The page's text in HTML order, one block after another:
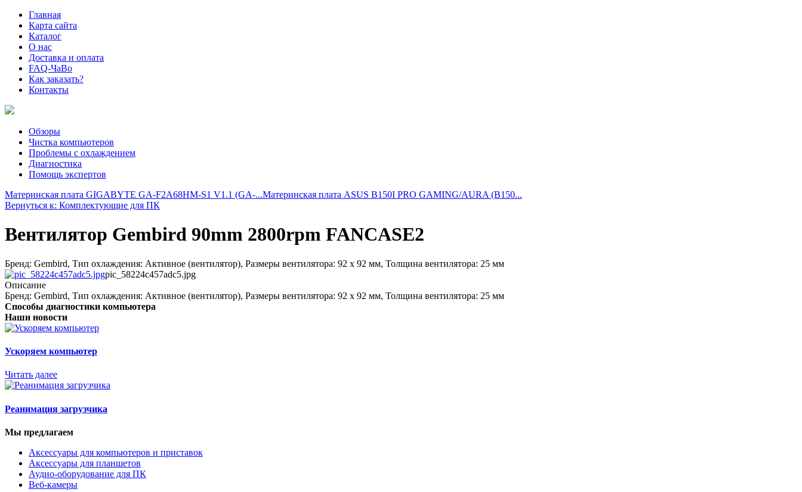
Главная
Карта сайта
Каталог
О нас
Доставка и оплата
FAQ-ЧаВо
Как заказать?
Контакты
Обзоры
Чистка компьютеров
Проблемы с охлаждением
Диагностика
Помощь экспертов
Материнская плата GIGABYTE GA-F2A68HM-S1 V1.1 (GA-...Материнская плата ASUS B150I PRO GAMING/AURA (B150...
Вернуться к: Комплектующие для ПК
Вентилятор Gembird 90mm 2800rpm FANCASE2
Бренд: Gembird, Тип охлаждения: Активное (вентилятор), Размеры вентилятора: 92 х 92 мм, Толщина вентилятора: 25 мм
pic_58224c457adc5.jpg
Описание
Бренд: Gembird, Тип охлаждения: Активное (вентилятор), Размеры вентилятора: 92 х 92 мм, Толщина вентилятора: 25 мм
Способы диагностики компьютера
Наши новости
Ускоряем компьютер
Читать далее
Реанимация загрузчика
Мы предлагаем
Аксессуары для компьютеров и приставок
Аксессуары для планшетов
Аудио-оборудование для ПК
Веб-камеры